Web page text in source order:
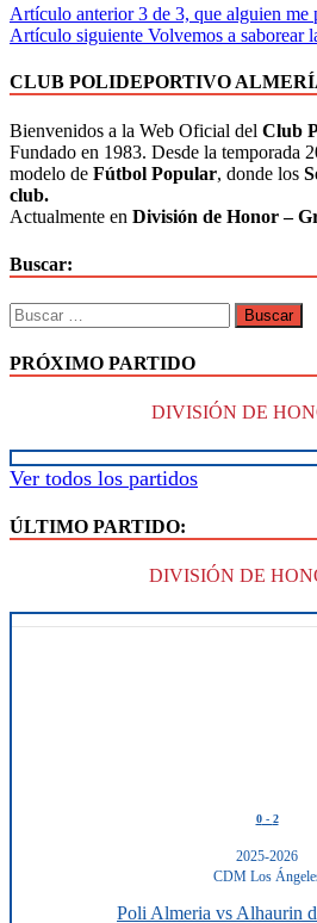
Navegación
de
entradas
Artículo anterior 3 de 3, que alguien me
Artículo siguiente Volvemos a saborear
CLUB POLIDEPORTIVO
Bienvenidos a la Web Oficial del Club
Fundado en 1983. Desde la temporada
modelo de Fútbol Popular, donde los
club.
Actualmente en División de Honor –
Buscar:
Buscar:
PRÓXIMO PARTIDO
DIVISIÓN DE
Ver todos los partidos
ÚLTIMO PARTIDO:
DIVISIÓN DE
0- 2
2025-2026
CDM Los
Poli Almeria vs Alhaurin